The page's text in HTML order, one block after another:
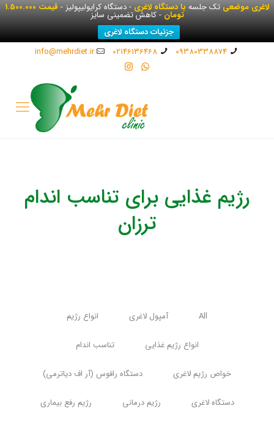
لاغری موضعیتک جلسهبا دستگاه لاغری- دستگاه کرایولیپولیز - قیمت 1.500.000
تومان- کاهش تضمینی سایز
جزئیات دستگاه لاغری
09380338874
02146136468
info@mehrdiet.ir
رژیم غذایی برای تناسب اندام
ترزان
All آمپول لاغری انواع رژیم
انواع رژیم غذایی تناسب اندام
خواص رژیم لاغری دستگاه رافوس (آر اف دیاترمی)
دستگاه لاغری رژیم درمانی رژیم رفع بیماری